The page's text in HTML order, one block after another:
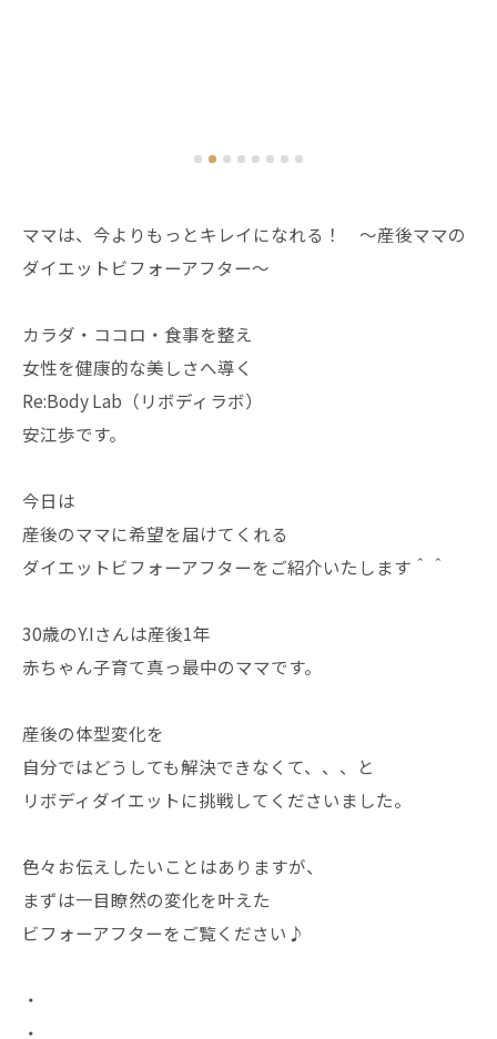
ママは、今よりもっとキレイになれる！ 〜産後ママの
ダイエットビフォーアフター〜
カラダ・ココロ・食事を整え
女性を健康的な美しさへ導く
Re:Body Lab（リボディラボ）
安江歩です。
今日は
産後のママに希望を届けてくれる
ダイエットビフォーアフターをご紹介いたします＾＾
30歳のY.Iさんは産後1年
赤ちゃん子育て真っ最中のママです。
産後の体型変化を
自分ではどうしても解決できなくて、、、と
リボディダイエットに挑戦してくださいました。
色々お伝えしたいことはありますが、
まずは一目瞭然の変化を叶えた
ビフォーアフターをご覧ください♪
・
・